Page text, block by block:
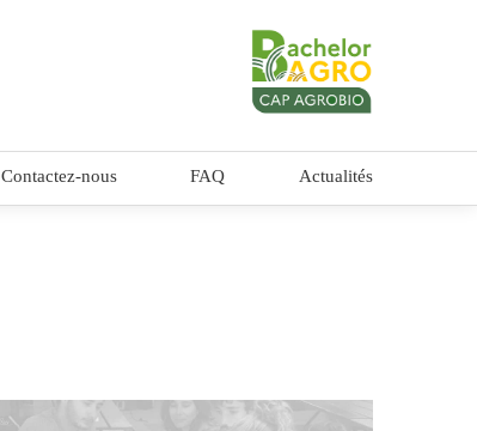
Contactez-nous FAQ Actualités